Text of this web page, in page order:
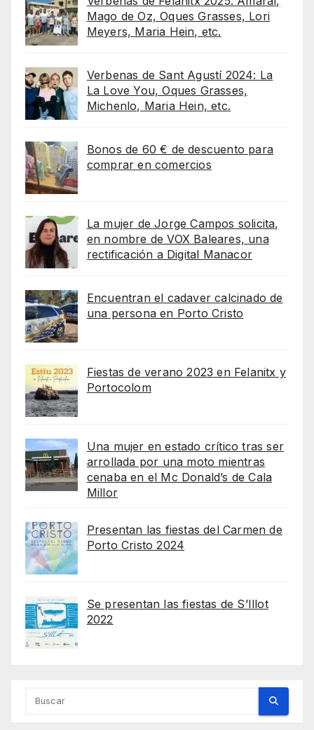
Mago de Oz, Oques Grasses, Lori
Meyers, Maria Hein, etc.
Verbenas de Sant Agustí 2024: La
La Love You, Oques Grasses,
Michenlo, Maria Hein, etc.
Bonos de 60 € de descuento para
comprar en comercios
La mujer de Jorge Campos solicita,
en nombre de VOX Baleares, una
rectificación a Digital Manacor
Encuentran el cadaver calcinado de
una persona en Porto Cristo
Fiestas de verano 2023 en Felanitx y
Portocolom
Una mujer en estado crítico tras ser
arrollada por una moto mientras
cenaba en el Mc Donald’s de Cala
Millor
Presentan las fiestas del Carmen de
Porto Cristo 2024
Se presentan las fiestas de S’Illot
2022